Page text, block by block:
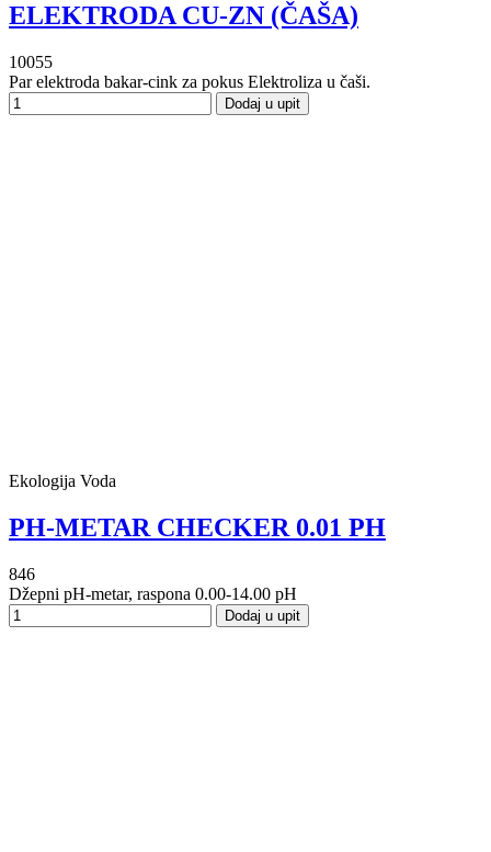
ELEKTRODA CU-ZN (ČAŠA)
10055
Par elektroda bakar-cink za pokus Elektroliza u čaši.
Dodaj u upit
Ekologija Voda
PH-METAR CHECKER 0.01 PH
846
Džepni pH-metar, raspona 0.00-14.00 pH
Dodaj u upit